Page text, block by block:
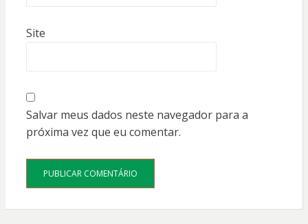
Site
Salvar meus dados neste navegador para a
próxima vez que eu comentar.